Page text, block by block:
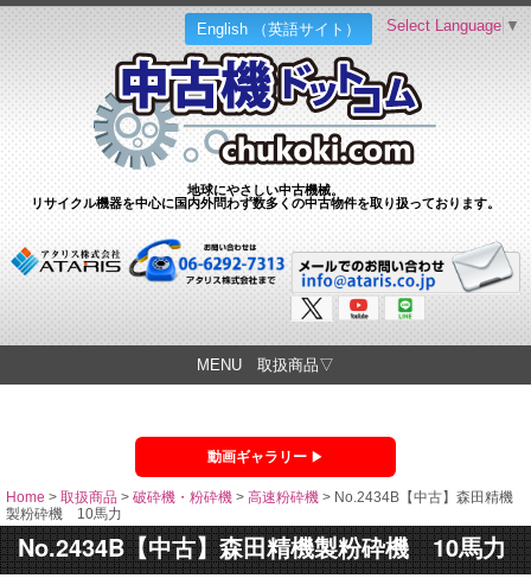
English （英語サイト）
地球にやさしい中古機械。
リサイクル機器を中心に国内外問わず数多くの中古物件を取り扱っております。
Select Language ▼
MENU 取扱商品▽
動画ギャラリー
Home > 取扱商品 > 破砕機・粉砕機 > 高速粉砕機 > No.2434B【中古】森田精機
製粉砕機 10馬力
No.2434B【中古】森田精機製粉砕機 10馬力